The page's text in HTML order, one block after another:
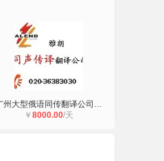
广州大型俄语同传翻译公司广州雅朗翻
￥ 8000.00/天